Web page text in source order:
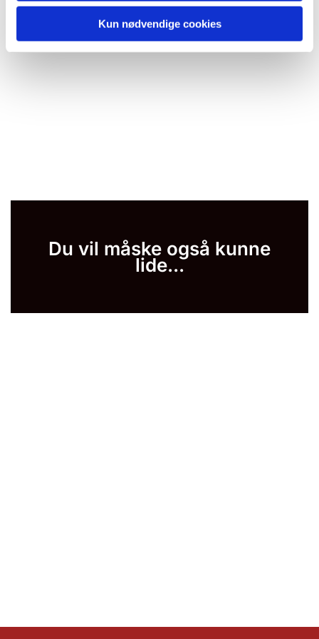
Kun nødvendige cookies
Du vil måske også kunne
lide...